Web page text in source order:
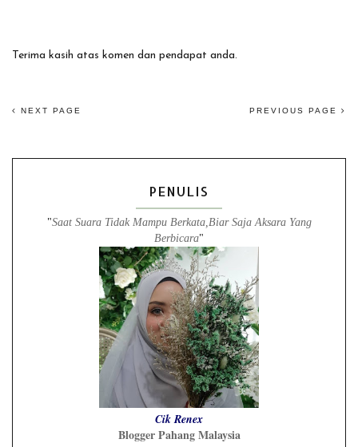
Terima kasih atas komen dan pendapat anda.
NEXT PAGE PREVIOUS PAGE
PENULIS
"Saat Suara Tidak Mampu Berkata,Biar Saja Aksara Yang
Berbicara"
Cik Renex
Blogger Pahang Malaysia